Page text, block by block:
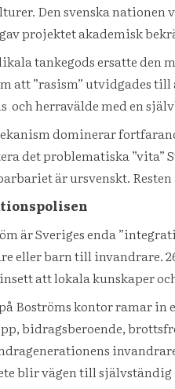
Den svenska nationen
projektet akademisk
tankegods ersatte den
att ”rasism” utvidgades
och herravälde med en
dominerar
det problematiska ”vita”
är ursvenskt.
är Sveriges enda
eller barn till invandrare.
att lokala kunskaper
Boströms kontor ramar in
bidragsberoende,
blir vägen till självständig